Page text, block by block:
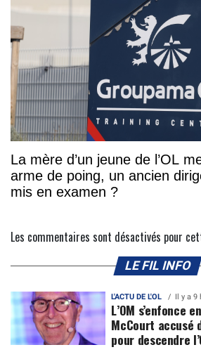
La mère d’un jeune de l’OL
arme de poing, un ancien
mis en examen ?
Les commentaires sont désactivés pour
LE FIL INFO
L'ACTU DE L'OL Il y a 9
L’OM s’enfonce
McCourt accusé
pour descendre